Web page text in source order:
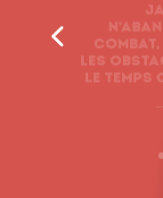
les
le temps